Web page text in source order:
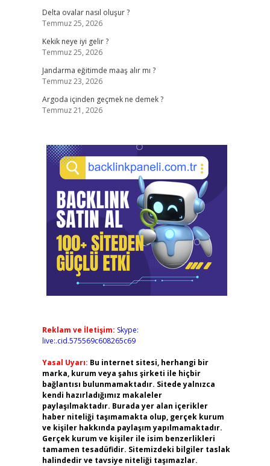
Delta ovalar nasıl oluşur ?
Temmuz 25, 2026
Kekik neye iyi gelir ?
Temmuz 25, 2026
Jandarma eğitimde maaş alır mı ?
Temmuz 23, 2026
Argoda içinden geçmek ne demek ?
Temmuz 21, 2026
Reklam ve İletişim: Skype:
live:.cid.575569c608265c69
Yasal Uyarı: Bu internet sitesi, herhangi bir
marka, kurum veya şahıs şirketi ile hiçbir
bağlantısı bulunmamaktadır. Sitede yalnızca
kendi hazırladığımız makaleler
paylaşılmaktadır. Burada yer alan içerikler
haber niteliği taşımamakta olup, gerçek kurum
ve kişiler hakkında paylaşım yapılmamaktadır.
Gerçek kurum ve kişiler ile isim benzerlikleri
tamamen tesadüfidir. Sitemizdeki bilgiler taslak
halindedir ve tavsiye niteliği taşımazlar.